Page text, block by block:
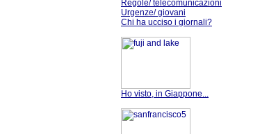
Regole/ telecomunicazioni
Urgenze/ giovani
Chi ha ucciso i giornali?
Ho visto, in Giappone...